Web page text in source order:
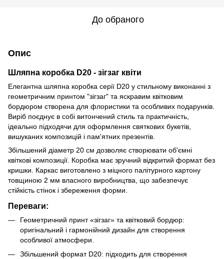
До обраного
Опис
Шляпна коробка D20 - зігзаг квіти
Елегантна шляпна коробка серії D20 у стильному виконанні з
геометричним принтом "зігзаг" та яскравим квітковим
бордюром створена для флористики та особливих подарунків.
Виріб поєднує в собі витончений стиль та практичність,
ідеально підходячи для оформлення святкових букетів,
вишуканих композицій і пам'ятних презентів.
Збільшений діаметр 20 см дозволяє створювати об'ємні
квіткові композиції. Коробка має зручний відкритий формат без
кришки. Каркас виготовлено з міцного палітурного картону
товщиною 2 мм власного виробництва, що забезпечує
стійкість стінок і збереження форми.
Переваги:
Геометричний принт «зігзаг» та квітковий бордюр:
оригінальний і гармонійний дизайн для створення
особливої атмосфери.
Збільшений формат D20: підходить для створення